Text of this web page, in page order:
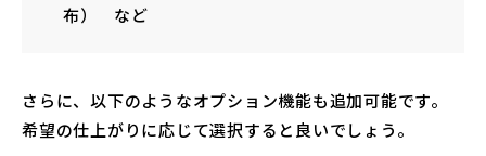
布） など
さらに、以下のようなオプション機能も追加可能です。
希望の仕上がりに応じて選択すると良いでしょう。